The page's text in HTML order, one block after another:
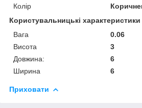
Колір
Користувальницькі характеристики
Вага
0.06
Висота
3
Довжина:
6
Ширина
6
Приховати